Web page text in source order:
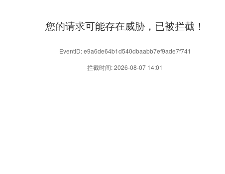
您的请求可能存在威胁，已被拦截！
EventID: e9a6de64b1d540dbaabb7ef9ade7f741
拦截时间: 2026-08-07 14:01